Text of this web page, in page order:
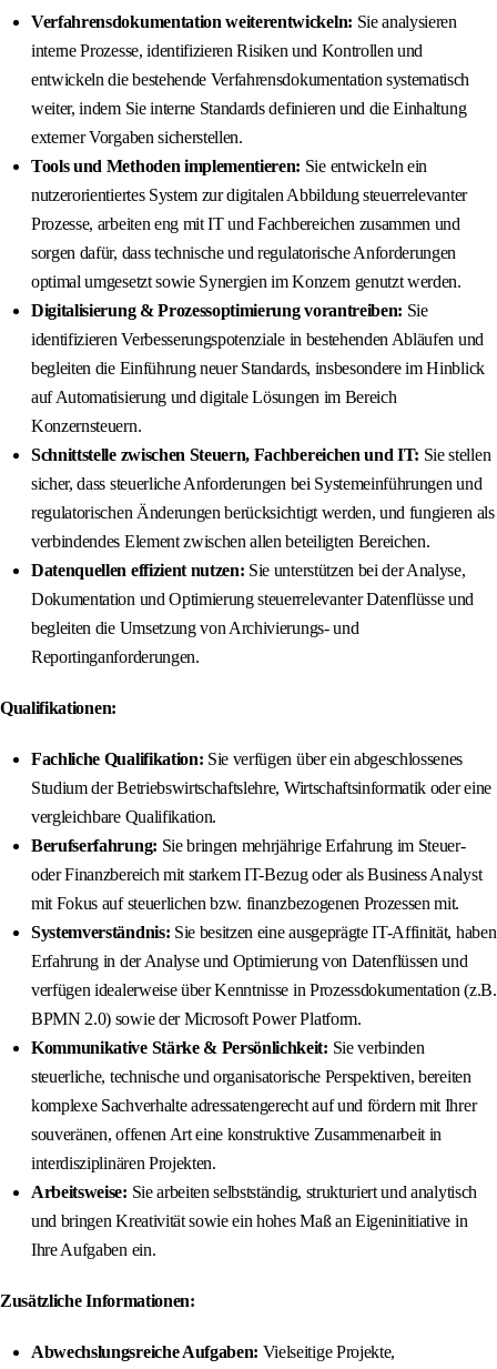
Verfahrensdokumentation weiterentwickeln: Sie analysieren
interne Prozesse, identifizieren Risiken und Kontrollen und
entwickeln die bestehende Verfahrensdokumentation systematisch
weiter, indem Sie interne Standards definieren und die Einhaltung
externer Vorgaben sicherstellen.
Tools und Methoden implementieren: Sie entwickeln ein
nutzerorientiertes System zur digitalen Abbildung steuerrelevanter
Prozesse, arbeiten eng mit IT und Fachbereichen zusammen und
sorgen dafür, dass technische und regulatorische Anforderungen
optimal umgesetzt sowie Synergien im Konzern genutzt werden.
Digitalisierung & Prozessoptimierung vorantreiben: Sie
identifizieren Verbesserungspotenziale in bestehenden Abläufen und
begleiten die Einführung neuer Standards, insbesondere im Hinblick
auf Automatisierung und digitale Lösungen im Bereich
Konzernsteuern.
Schnittstelle zwischen Steuern, Fachbereichen und IT: Sie stellen
sicher, dass steuerliche Anforderungen bei Systemeinführungen und
regulatorischen Änderungen berücksichtigt werden, und fungieren als
verbindendes Element zwischen allen beteiligten Bereichen.
Datenquellen effizient nutzen: Sie unterstützen bei der Analyse,
Dokumentation und Optimierung steuerrelevanter Datenflüsse und
begleiten die Umsetzung von Archivierungs- und
Reportinganforderungen.
Qualifikationen:
Fachliche Qualifikation: Sie verfügen über ein abgeschlossenes
Studium der Betriebswirtschaftslehre, Wirtschaftsinformatik oder eine
vergleichbare Qualifikation.
Berufserfahrung: Sie bringen mehrjährige Erfahrung im Steuer-
oder Finanzbereich mit starkem IT-Bezug oder als Business Analyst
mit Fokus auf steuerlichen bzw. finanzbezogenen Prozessen mit.
Systemverständnis: Sie besitzen eine ausgeprägte IT-Affinität, haben
Erfahrung in der Analyse und Optimierung von Datenflüssen und
verfügen idealerweise über Kenntnisse in Prozessdokumentation (z.B.
BPMN 2.0) sowie der Microsoft Power Platform.
Kommunikative Stärke & Persönlichkeit: Sie verbinden
steuerliche, technische und organisatorische Perspektiven, bereiten
komplexe Sachverhalte adressatengerecht auf und fördern mit Ihrer
souveränen, offenen Art eine konstruktive Zusammenarbeit in
interdisziplinären Projekten.
Arbeitsweise: Sie arbeiten selbstständig, strukturiert und analytisch
und bringen Kreativität sowie ein hohes Maß an Eigeninitiative in
Ihre Aufgaben ein.
Zusätzliche Informationen:
Abwechslungsreiche Aufgaben: Vielseitige Projekte,